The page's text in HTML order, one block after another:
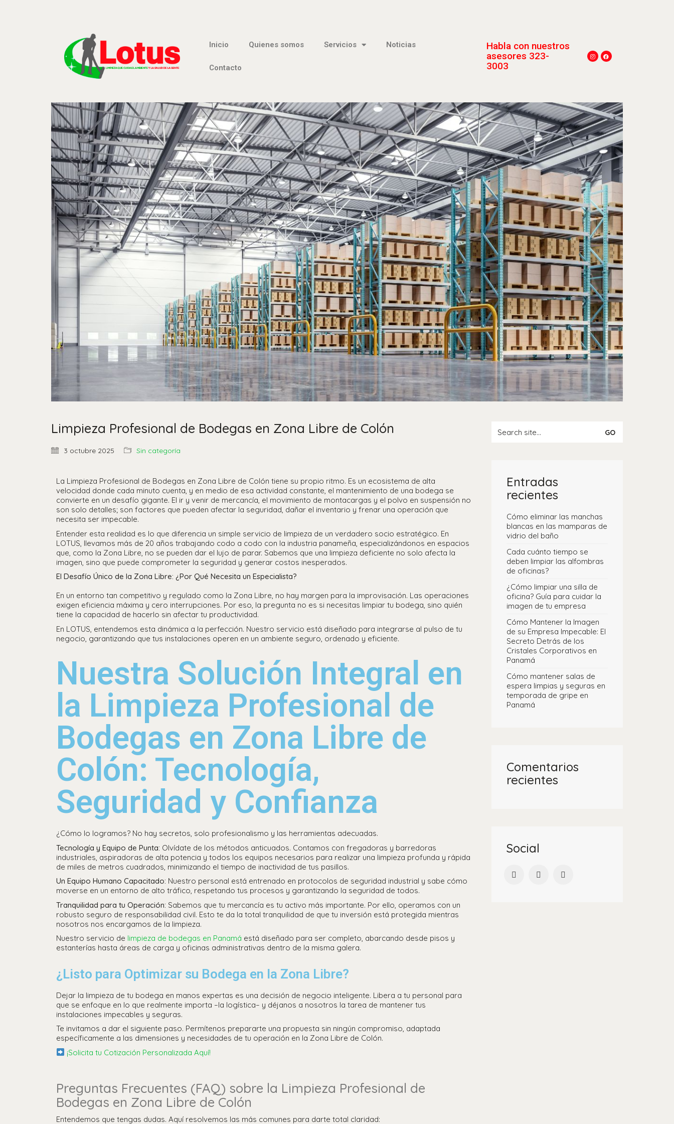
Inicio Quienes somos Servicios Noticias
Contacto
Habla con nuestros
asesores 323-
3003
Limpieza Profesional de Bodegas en Zona Libre de Colón
3 octubre 2025 Sin categoría
La Limpieza Profesional de Bodegas en Zona Libre de Colón tiene su propio ritmo. Es un ecosistema de alta
velocidad donde cada minuto cuenta, y en medio de esa actividad constante, el mantenimiento de una bodega se
convierte en un desafío gigante. El ir y venir de mercancía, el movimiento de montacargas y el polvo en suspensión no
son solo detalles; son factores que pueden afectar la seguridad, dañar el inventario y frenar una operación que
necesita ser impecable.
Entender esta realidad es lo que diferencia un simple servicio de limpieza de un verdadero socio estratégico. En
LOTUS, llevamos más de 20 años trabajando codo a codo con la industria panameña, especializándonos en espacios
que, como la Zona Libre, no se pueden dar el lujo de parar. Sabemos que una limpieza deficiente no solo afecta la
imagen, sino que puede comprometer la seguridad y generar costos inesperados.
El Desafío Único de la Zona Libre: ¿Por Qué Necesita un Especialista?
En un entorno tan competitivo y regulado como la Zona Libre, no hay margen para la improvisación. Las operaciones
exigen eficiencia máxima y cero interrupciones. Por eso, la pregunta no es si necesitas limpiar tu bodega, sino quién
tiene la capacidad de hacerlo sin afectar tu productividad.
En LOTUS, entendemos esta dinámica a la perfección. Nuestro servicio está diseñado para integrarse al pulso de tu
negocio, garantizando que tus instalaciones operen en un ambiente seguro, ordenado y eficiente.
Nuestra Solución Integral en
la Limpieza Profesional de
Bodegas en Zona Libre de
Colón: Tecnología,
Seguridad y Confianza
¿Cómo lo logramos? No hay secretos, solo profesionalismo y las herramientas adecuadas.
Tecnología y Equipo de Punta: Olvídate de los métodos anticuados. Contamos con fregadoras y barredoras
industriales, aspiradoras de alta potencia y todos los equipos necesarios para realizar una limpieza profunda y rápida
de miles de metros cuadrados, minimizando el tiempo de inactividad de tus pasillos.
Un Equipo Humano Capacitado: Nuestro personal está entrenado en protocolos de seguridad industrial y sabe cómo
moverse en un entorno de alto tráfico, respetando tus procesos y garantizando la seguridad de todos.
Tranquilidad para tu Operación: Sabemos que tu mercancía es tu activo más importante. Por ello, operamos con un
robusto seguro de responsabilidad civil. Esto te da la total tranquilidad de que tu inversión está protegida mientras
nosotros nos encargamos de la limpieza.
Nuestro servicio de limpieza de bodegas en Panamá está diseñado para ser completo, abarcando desde pisos y
estanterías hasta áreas de carga y oficinas administrativas dentro de la misma galera.
¿Listo para Optimizar su Bodega en la Zona Libre?
Dejar la limpieza de tu bodega en manos expertas es una decisión de negocio inteligente. Libera a tu personal para
que se enfoque en lo que realmente importa –la logística– y déjanos a nosotros la tarea de mantener tus
instalaciones impecables y seguras.
Te invitamos a dar el siguiente paso. Permítenos prepararte una propuesta sin ningún compromiso, adaptada
específicamente a las dimensiones y necesidades de tu operación en la Zona Libre de Colón.
¡Solicita tu Cotización Personalizada Aquí!
Preguntas Frecuentes (FAQ) sobre la Limpieza Profesional de
Bodegas en Zona Libre de Colón
Entendemos que tengas dudas. Aquí resolvemos las más comunes para darte total claridad:
Entradas
recientes
Cómo eliminar las manchas
blancas en las mamparas de
vidrio del baño
Cada cuánto tiempo se
deben limpiar las alfombras
de oficinas?
¿Cómo limpiar una silla de
oficina? Guía para cuidar la
imagen de tu empresa
Cómo Mantener la Imagen
de su Empresa Impecable: El
Secreto Detrás de los
Cristales Corporativos en
Panamá
Cómo mantener salas de
espera limpias y seguras en
temporada de gripe en
Panamá
Comentarios
recientes
Social